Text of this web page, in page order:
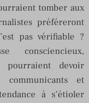
tomber aux
préféreront
pas vérifiable ?
consciencieux,
pourraient devoir
et
à s’étioler